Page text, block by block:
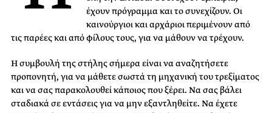
έχουν πρόγραμμα και το συνεχίζουν. Οι
καινούργιοι και αρχάριοι περιμένουν από
τις παρέες και από φίλους τους, για να μάθουν να τρέχουν.
Η συμβουλή της στήλης σήμερα είναι να αναζητήσετε
προπονητή, για να μάθετε σωστά τη μηχανική του τρεξίματος
και να σας παρακολουθεί κάποιος που ξέρει. Να σας βάλει
σταδιακά σε εντάσεις για να μην εξαντληθείτε. Να έχετε